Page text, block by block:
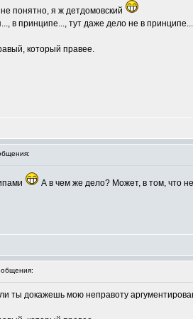
понятно, я ж детдомовский
в принципе..., тут даже дело не в принципе...
который правее.
А в чем же дело? Может, в том, что
ты докажешь мою неправоту